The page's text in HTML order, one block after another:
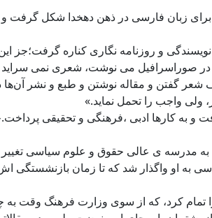
زبان فارسی در ذهن دهخدا شکل گرفت و
گرفت؛جز این که در فاصله ی 1300 و 1301 با روزنامه ی «شفق سرخ»
در صوراسرافیل می نوشت، شعری نمی
گفتن و مقاله نوشتن و طبع و نشر آن‌ها در
واجب را تحمل نماید.»
و به کارها ادبی ،فرهنگی و تحقیقی